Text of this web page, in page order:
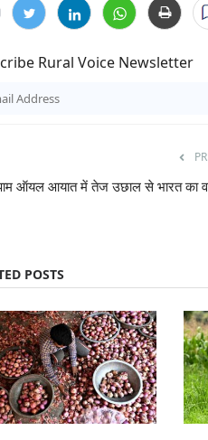
Rural Voice Newsletter
ऑयल आयात में तेज उछाल से भारत का
POSTS
आंसू गैस से तनाव, संसद में भी गूंजा
युवा...